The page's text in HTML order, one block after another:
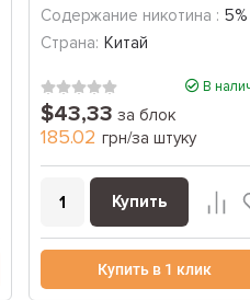
Содержание никотина : 5%
Страна: Китай
В
$43,33 за блок
185.02 грн/за штуку
Купить
Купить в 1 клик